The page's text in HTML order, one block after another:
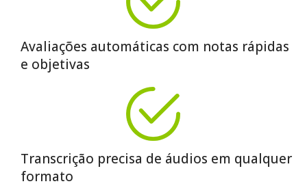
Avaliações automáticas com notas rápidas
e objetivas
Transcrição precisa de áudios em qualquer
formato